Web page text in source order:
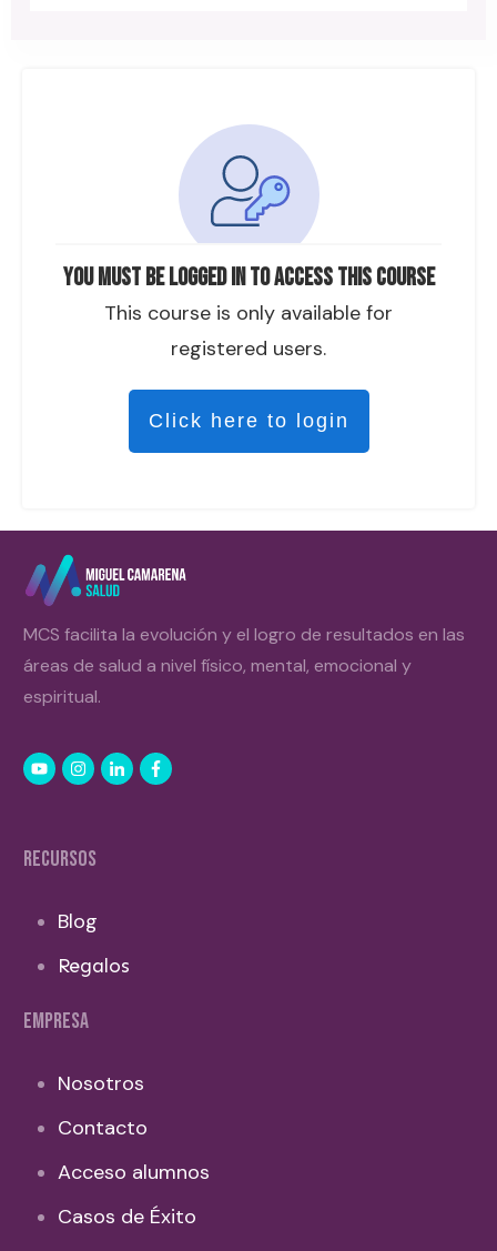
You must be logged in to access this course
This course is only available for
registered users.
Click here to login
MCS facilita la evolución y el logro de resultados en las
áreas de salud a nivel físico, mental, emocional y
espiritual.
RECURSOS
Blog
Regalos
EMPRESA
Nosotros
Contacto
Acceso alumnos
Casos de Éxito